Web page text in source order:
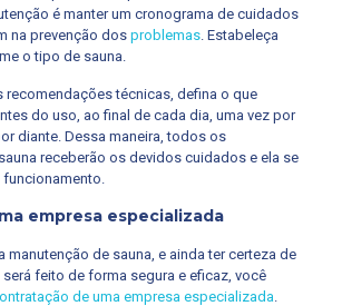
é manter um cronograma de cuidados
na prevenção dos problemas. Estabeleça
o tipo de sauna.
recomendações técnicas, defina o que
do uso, ao final de cada dia, uma vez por
diante. Dessa maneira, todos os
receberão os devidos cuidados e ela se
funcionamento.
empresa especializada
manutenção de sauna, e ainda ter certeza de
feito de forma segura e eficaz, você
de uma empresa especializada.